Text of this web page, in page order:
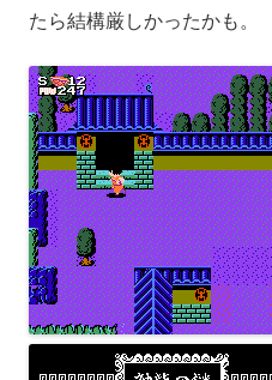
たら結構厳しかったかも。